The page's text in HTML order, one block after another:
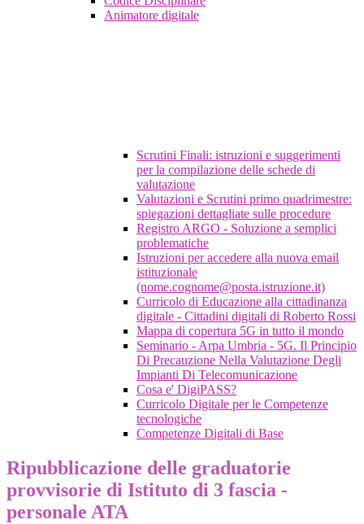
Animatore digitale
Scrutini Finali: istruzioni e suggerimenti
per la compilazione delle schede di
valutazione
Valutazioni e Scrutini primo quadrimestre:
spiegazioni dettagliate sulle procedure
Registro ARGO - Soluzione a semplici
problematiche
Istruzioni per accedere alla nuova email
istituzionale
(nome.cognome@posta.istruzione.it)
Curricolo di Educazione alla cittadinanza
digitale - Cittadini digitali di Roberto Rossi
Mappa di copertura 5G in tutto il mondo
Seminario - Arpa Umbria - 5G. Il Principio
Di Precauzione Nella Valutazione Degli
Impianti Di Telecomunicazione
Cosa e' DigiPASS?
Curricolo Digitale per le Competenze
tecnologiche
Competenze Digitali di Base
Ripubblicazione delle graduatorie
provvisorie di Istituto di 3 fascia -
personale ATA